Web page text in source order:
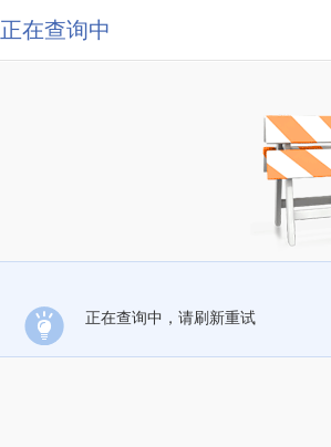
正在查询中
正在查询中，请刷新重试